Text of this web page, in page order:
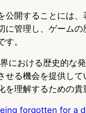
公開することには
管理し、ゲーム
。
における歴史的な
る機会を提供し
理解するための貴
forgotten for a